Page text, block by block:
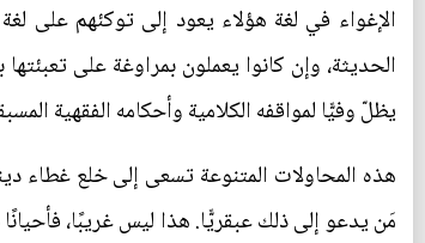
الإغواء في لغة هؤلاء يعود إلى توكئهم على
الحديثة، وإن كانوا يعملون بمراوغة على
يظلّ وفيًّا لمواقفه الكلامية وأحكامه الفقهية
هذه المحاولات المتنوعة تسعى إلى خلع غطاء
مَن يدعو إلى ذلك عبقريًّا. هذا ليس غريبًا،